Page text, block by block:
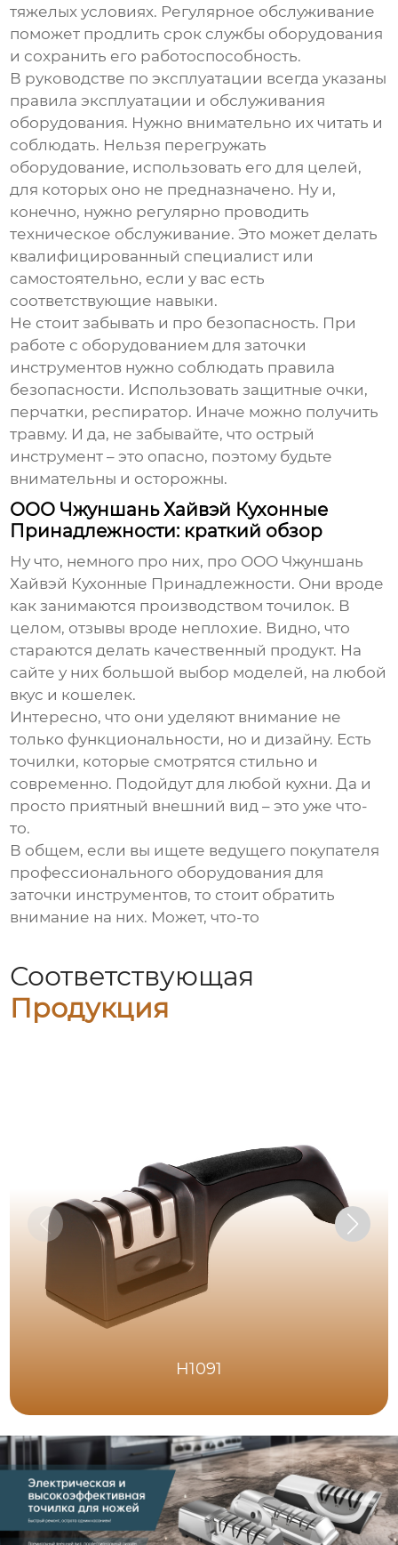
тяжелых условиях. Регулярное обслуживание
поможет продлить срок службы оборудования
и сохранить его работоспособность.
В руководстве по эксплуатации всегда указаны
правила эксплуатации и обслуживания
оборудования. Нужно внимательно их читать и
соблюдать. Нельзя перегружать
оборудование, использовать его для целей,
для которых оно не предназначено. Ну и,
конечно, нужно регулярно проводить
техническое обслуживание. Это может делать
квалифицированный специалист или
самостоятельно, если у вас есть
соответствующие навыки.
Не стоит забывать и про безопасность. При
работе с оборудованием для заточки
инструментов нужно соблюдать правила
безопасности. Использовать защитные очки,
перчатки, респиратор. Иначе можно получить
травму. И да, не забывайте, что острый
инструмент – это опасно, поэтому будьте
внимательны и осторожны.
ООО Чжуншань Хайвэй Кухонные
Принадлежности: краткий обзор
Ну что, немного про них, про ООО Чжуншань
Хайвэй Кухонные Принадлежности. Они вроде
как занимаются производством точилок. В
целом, отзывы вроде неплохие. Видно, что
стараются делать качественный продукт. На
сайте у них большой выбор моделей, на любой
вкус и кошелек.
Интересно, что они уделяют внимание не
только функциональности, но и дизайну. Есть
точилки, которые смотрятся стильно и
современно. Подойдут для любой кухни. Да и
просто приятный внешний вид – это уже что-
то.
В общем, если вы ищете ведущего покупателя
профессионального оборудования для
заточки инструментов, то стоит обратить
внимание на них. Может, что-то
Соответствующая
Продукция
H1091